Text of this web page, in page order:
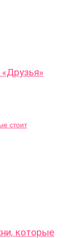
которые